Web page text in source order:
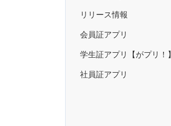
リリース情報
会員証アプリ
学生証アプリ【がプリ！】
社員証アプリ